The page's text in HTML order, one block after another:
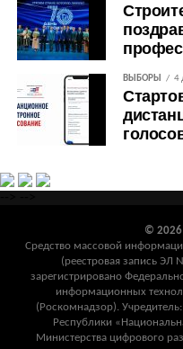
ВЫБОРЫ 4
©
Средство массовой
(реестровая запись
зарегистрировано
информационных
(Роскомнадзор).
Республики
Министерства цифрового